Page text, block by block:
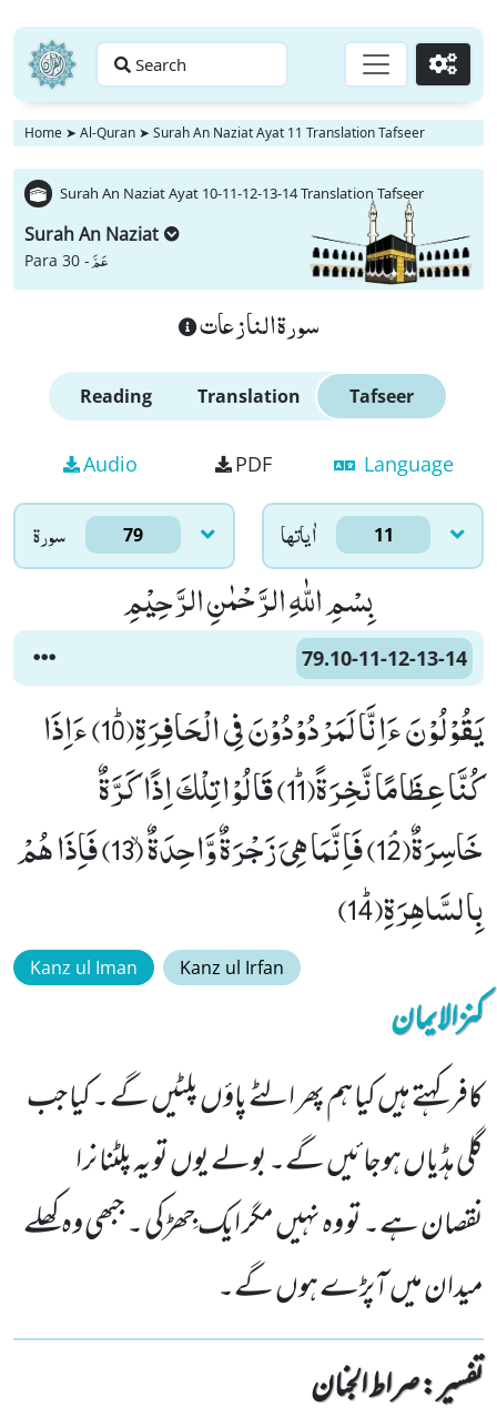
Search Go
Home ➤ Al-Quran ➤ Surah An Naziat Ayat 11 Translation Tafseer
Surah An Naziat Ayat 10-11-12-13-14 Translation Tafseer
Surah An Naziat
Para 30 -عَمَّ
سورة النازعات
Reading Translation Tafseer
Audio PDF Language
سورۃ 79 اٰياتها 11
بِسْمِ اللّٰهِ الرَّحْمٰنِ الرَّحِیْمِ
79.10-11-12-13-14
یَقُوْلُوْنَ ءَاِنَّا لَمَرْدُوْدُوْنَ فِی الْحَافِرَةِﭤ(10) ءَاِذَا
كُنَّا عِظَامًا نَّخِرَةًﭤ(11) قَالُوْا تِلْكَ اِذًا كَرَّةٌ
خَاسِرَةٌﭥ(12) فَاِنَّمَا هِیَ زَجْرَةٌ وَّاحِدَةٌۙ (13) فَاِذَا هُمْ
بِالسَّاهِرَةِﭤ(14)
Kanz ul Iman Kanz ul Irfan
کنزالایمان
کافر کہتے ہیں کیا ہم پھر الٹے پاؤں پلٹیں گے ۔ کیا جب
گلی ہڈیاں ہوجائیں گے۔ بولے یوں تو یہ پلٹنا نرا
نقصان ہے۔ تو وہ نہیں مگر ایک جِھڑکی ۔ جبھی وہ کھلے
میدان میں آپڑے ہوں گے۔
تفسیر : ‎صراط الجنان